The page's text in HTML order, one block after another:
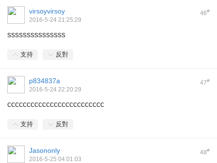
46#
virsoyvirsoy
2016-5-24 21:25:29
sssssssssssssss
支持 反對
47#
p834837a
2016-5-24 22:20:29
ccccccccccccccccccccccccc
支持 反對
48#
Jasononly
2016-5-25 04:01:03